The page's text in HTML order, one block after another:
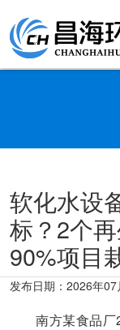
软化水设
标？2个
90%项目
发布日期： 2026年07
南方某食品厂